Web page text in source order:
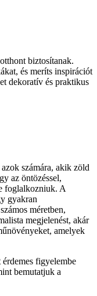
biztosítanak.
és meríts inspirációt
dekoratív és praktikus
számára, akik zöld
az öntözéssel,
foglalkozniuk. A
gyakran
méretben,
megjelenést, akár
amelyek
figyelembe
bemutatjuk a